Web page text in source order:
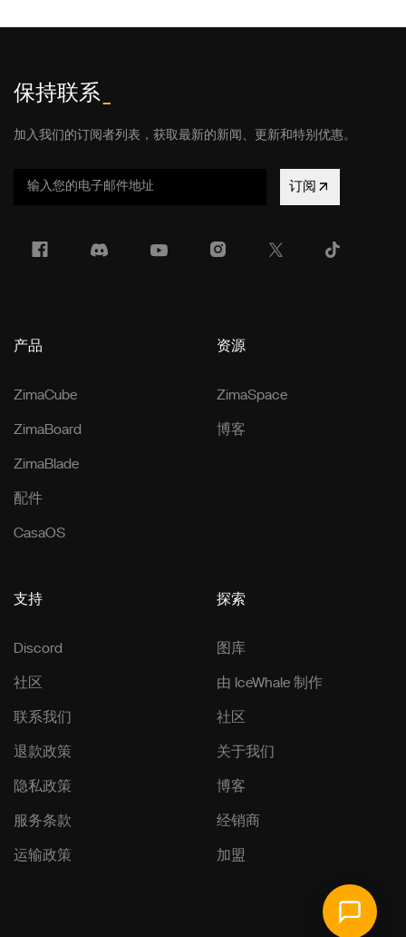
保持联系
加入我们的订阅者列表，获取最新的新闻、更新和特别优惠。
订阅
产品
ZimaCube
ZimaBoard
ZimaBlade
配件
CasaOS
资源
ZimaSpace
博客
支持
Discord
社区
联系我们
退款政策
隐私政策
服务条款
运输政策
探索
图库
由 IceWhale 制作
社区
关于我们
博客
经销商
加盟